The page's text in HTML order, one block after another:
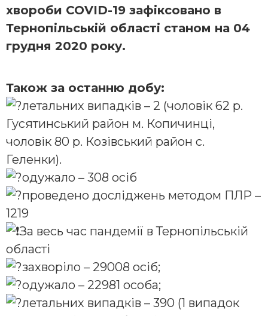
хвороби COVID-19 зафіксовано в
Тернопільській області станом на 04
грудня 2020 року.
Також за останню добу:
летальних випадків – 2 (чоловік 62 р.
Гусятинський район м. Копичинці,
чоловік 80 р. Козівський район с.
Геленки).
одужало – 308 осіб
проведено досліджень методом ПЛР –
1219
За весь час пандемії в Тернопільській
області
захворіло – 29008 осіб;
одужало – 22981 особа;
летальних випадків – 390 (1 випадок